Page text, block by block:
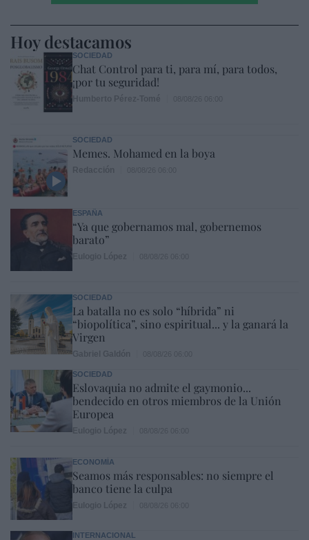
Hoy destacamos
SOCIEDAD
Chat Control para ti, para mí, para todos,
¡por tu seguridad!
SOCIEDAD
Memes. Mohamed en la boya
ESPAÑA
“Ya que gobernamos mal, gobernemos
barato”
SOCIEDAD
La batalla no es solo “híbrida” ni
“biopolítica”, sino espiritual... y la ganará la
Virgen
SOCIEDAD
Eslovaquia no admite el gaymonio...
bendecido en otros miembros de la Unión
Europea
ECONOMÍA
Seamos más responsables: no siempre el
banco tiene la culpa
INTERNACIONAL